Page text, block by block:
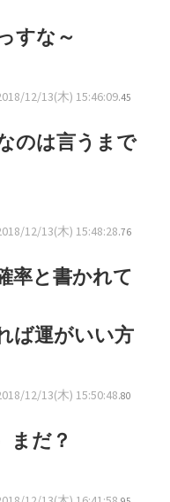
すな～
12/13(木) 15:46:09.45
のは言うまで
12/13(木) 15:48:28.76
率と書かれて
ば運がいい方
12/13(木) 15:50:48.80
まだ？